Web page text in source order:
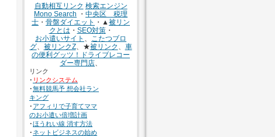
自動相互リンク 検索エンジン
Mono Search ・ 中央区 税理
士 ・ 骨盤ダイエット ・▲被リン
クとは ・ SEO対策・
お小遣いサイト 、 こたつブロ
グ、 被リンクZ、★被リンク 、 車
の便利グッツ！ドライブレコー
ダー専門店、
リンク
･ リンクシステム
･無料競馬予 想会社ラン
キング
･ アフィリで子育てママ
のお小遣い倍増計画
･ほうれい線 消す方法
･ネットビジネスの始め